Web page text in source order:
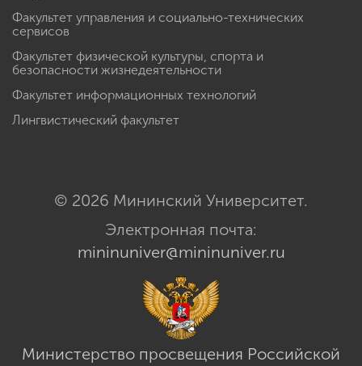
Факультет управления и социально-технических
сервисов
Факультет физической культуры, спорта и
безопасности жизнедеятельности
Факультет информационных технологий
Лингвистический факультет
© 2026 Мининский Университет.
Электронная почта:
mininuniver@mininuniver.ru
Министерство просвещения Российской